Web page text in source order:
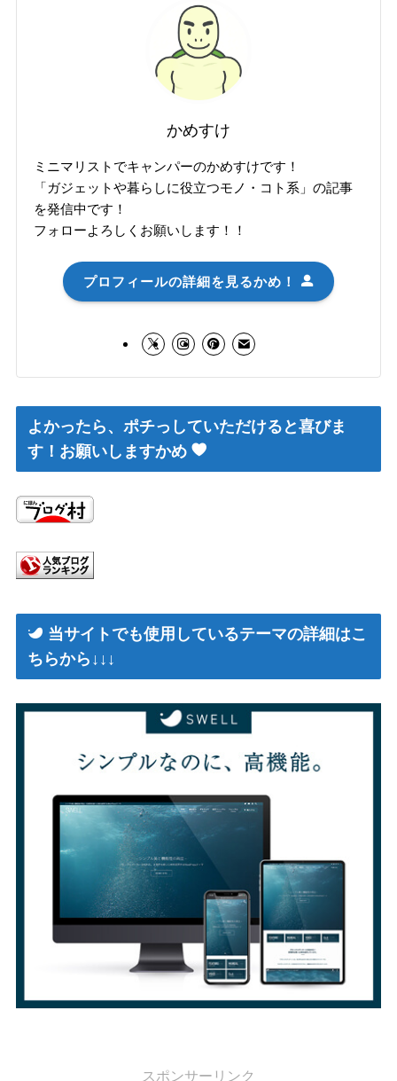
かめすけ
ミニマリストでキャンパーのかめすけです！
「ガジェットや暮らしに役立つモノ・コト系」の記事
を発信中です！
フォローよろしくお願いします！！
プロフィールの詳細を見るかめ！
よかったら、ポチっしていただけると喜びま
す！お願いしますかめ
当サイトでも使用しているテーマの詳細はこ
ちらから↓↓↓
スポンサーリンク